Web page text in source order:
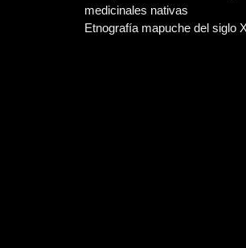
medicinales nativas
Etnografía mapuche del siglo